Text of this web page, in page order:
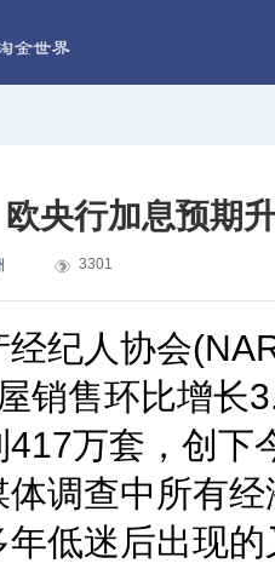
央行加息预期
3301
纪人协会
销售环比增长
417万套，创下
体调查中所有
低迷后出现